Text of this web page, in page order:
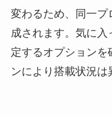
変わるため、同一プ
成されます。気に入
定するオプションを
ンにより搭載状況は